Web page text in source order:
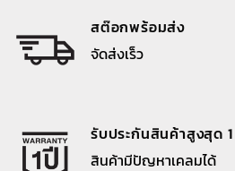
สต๊อกพร้อมส่ง
จัดส่งเร็ว
รับประกันสินค้าสูงสุด
สินค้ามีปัญหาเคลมได้